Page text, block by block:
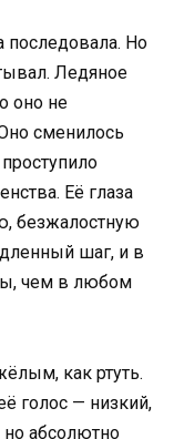
последовала. Но
Ледяное
оно не
сменилось
Её глаза
безжалостную
шаг, и в
чем в любом
как ртуть.
голос — низкий,
абсолютно